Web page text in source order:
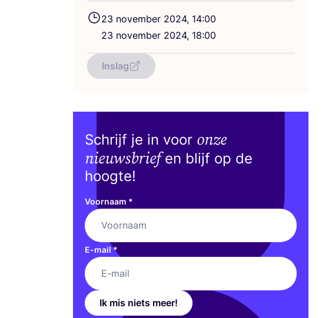
23 novem­ber 2024, 14:00
23 novem­ber 2024, 18:00
Inslag
Schrijf je in voor onze
nieuwsbriefen blijf op de
hoogte!
Voornaam *
E-mail*
Ik mis niets meer!